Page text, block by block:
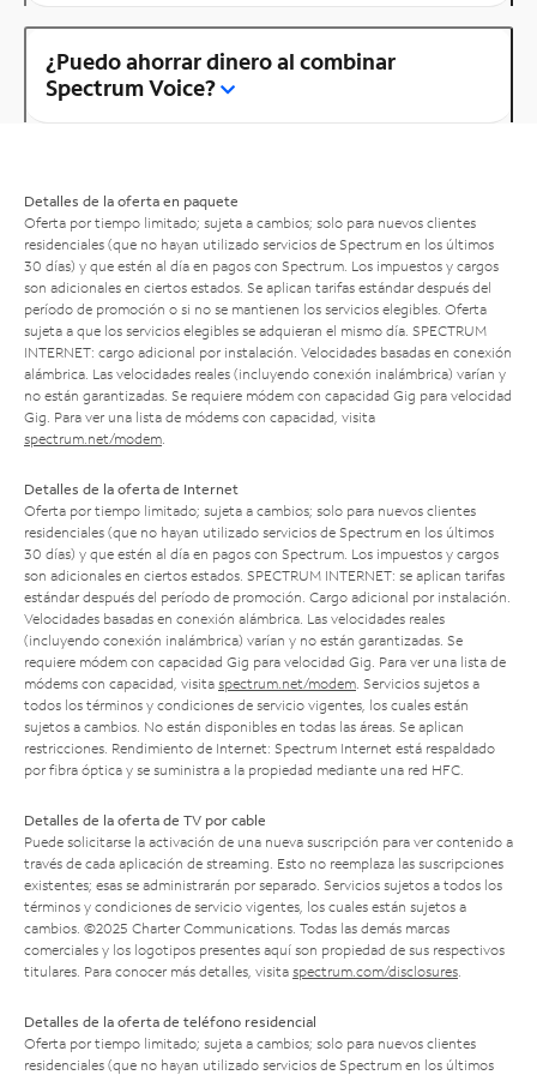
¿Puedo ahorrar dinero al combinar
Spectrum Voice?
Detalles de la oferta en paquete
Oferta por tiempo limitado; sujeta a cambios; solo para nuevos clientes
residenciales (que no hayan utilizado servicios de Spectrum en los últimos
30 días) y que estén al día en pagos con Spectrum. Los impuestos y cargos
son adicionales en ciertos estados. Se aplican tarifas estándar después del
período de promoción o si no se mantienen los servicios elegibles. Oferta
sujeta a que los servicios elegibles se adquieran el mismo día. SPECTRUM
INTERNET: cargo adicional por instalación. Velocidades basadas en conexión
alámbrica. Las velocidades reales (incluyendo conexión inalámbrica) varían y
no están garantizadas. Se requiere módem con capacidad Gig para velocidad
Gig. Para ver una lista de módems con capacidad, visita
spectrum.net/modem
Detalles de la oferta de Internet
Oferta por tiempo limitado; sujeta a cambios; solo para nuevos clientes
residenciales (que no hayan utilizado servicios de Spectrum en los últimos
30 días) y que estén al día en pagos con Spectrum. Los impuestos y cargos
son adicionales en ciertos estados. SPECTRUM INTERNET: se aplican tarifas
estándar después del período de promoción. Cargo adicional por instalación.
Velocidades basadas en conexión alámbrica. Las velocidades reales
(incluyendo conexión inalámbrica) varían y no están garantizadas. Se
requiere módem con capacidad Gig para velocidad Gig. Para ver una lista de
módems con capacidad, visita spectrum.net/modem . Servicios sujetos a
todos los términos y condiciones de servicio vigentes, los cuales están
sujetos a cambios. No están disponibles en todas las áreas. Se aplican
restricciones. Rendimiento de Internet: Spectrum Internet está respaldado
por fibra óptica y se suministra a la propiedad mediante una red HFC.
Detalles de la oferta de TV por cable
Puede solicitarse la activación de una nueva suscripción para ver contenido a
través de cada aplicación de streaming. Esto no reemplaza las suscripciones
existentes; esas se administrarán por separado. Servicios sujetos a todos los
términos y condiciones de servicio vigentes, los cuales están sujetos a
cambios. ©2025 Charter Communications. Todas las demás marcas
comerciales y los logotipos presentes aquí son propiedad de sus respectivos
titulares. Para conocer más detalles, visita spectrum.com/disclosures
Detalles de la oferta de teléfono residencial
Oferta por tiempo limitado; sujeta a cambios; solo para nuevos clientes
residenciales (que no hayan utilizado servicios de Spectrum en los últimos